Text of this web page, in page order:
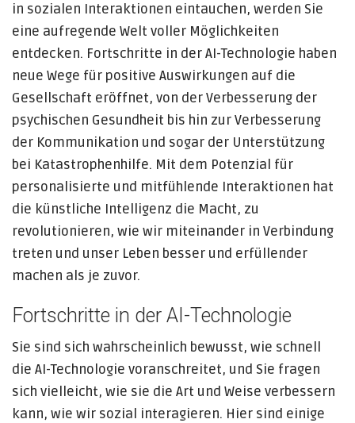
in sozialen Interaktionen eintauchen, werden Sie
eine aufregende Welt voller Möglichkeiten
entdecken. Fortschritte in der AI-Technologie haben
neue Wege für positive Auswirkungen auf die
Gesellschaft eröffnet, von der Verbesserung der
psychischen Gesundheit bis hin zur Verbesserung
der Kommunikation und sogar der Unterstützung
bei Katastrophenhilfe. Mit dem Potenzial für
personalisierte und mitfühlende Interaktionen hat
die künstliche Intelligenz die Macht, zu
revolutionieren, wie wir miteinander in Verbindung
treten und unser Leben besser und erfüllender
machen als je zuvor.
Fortschritte in der AI-Technologie
Sie sind sich wahrscheinlich bewusst, wie schnell
die AI-Technologie voranschreitet, und Sie fragen
sich vielleicht, wie sie die Art und Weise verbessern
kann, wie wir sozial interagieren. Hier sind einige